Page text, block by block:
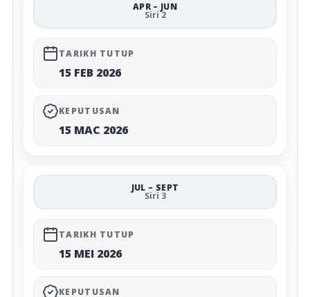
APR – JUN
Siri 2
TARIKH TUTUP
15 FEB 2026
KEPUTUSAN
15 MAC 2026
JUL – SEPT
Siri 3
TARIKH TUTUP
15 MEI 2026
KEPUTUSAN